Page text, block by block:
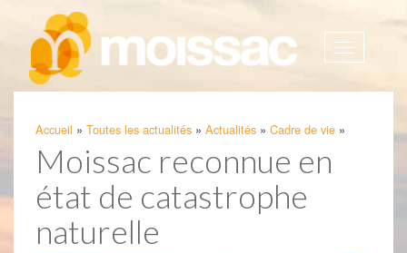
Afficher
Accueil » Toutes les actualités » Actualités » Cadre de vie »
Moissac reconnue en
état de catastrophe
naturelle